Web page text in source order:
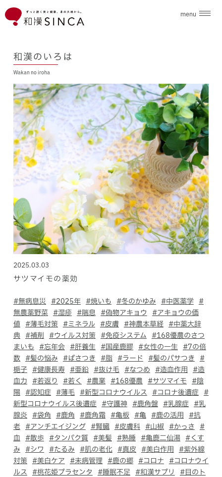
menu
ブランド
こだわり素材
ニュース
和漢のいろは
採用情報
お問合せ
Language
和漢のいろは
Wakan no iroha
2025.03.03
サツマイモの薬効
#無病息災 #2025年 #焼いも #冬のかゆみ #中医薬学
#
無農薬野菜
#湿疹 #喘息 #偽物アキョウ
#アキョウの価
値
#薄毛対策 #ミネラル #皮膚 #神農本草経
#中薬大辞
典
#補剤 #ウイルス対策 #免疫システム
#168優農のさつ
まいも
#忘年会 #肝養生 #国産鹿膠 #女性の一生
#7の倍
数
#髪の悩み #ぱさつき #脂 #ラード #髪のパサつき
#
梔子
#健康長寿 #亜鉛 #抜け毛 #なつめ #造血作用
#造
血力
#若返り #若く #農業 #168優農 #サツマイモ
#陰
陽
#認知症 #薄毛 #新型コロナウイルス #コロナ後遺症
#
新型コロナウイルス後遺症
#守護神 #鹿角盤 #乳腺症
#乳
腺炎
#袋角 #鹿角 #鹿角霜 #亀板 #亀 #鹿の活用
#抗
老
#アンチエイジング #腎臓 #皮膚科 #山椒 #かっさ
#
血
#散歩 #タンパク質 #美髪 #熟睡 #亀鹿二仙湯
#くす
み
#シワ #たるみ #肌の老化 #真皮 #美白作用
#紫外線
対策
#美白ケア #未病管理 #鹿の郷 #コロナ
#コロナウイ
ルス
#桃花姫プラセンタ #睡眠不足 #和漢サプリ
#目のト